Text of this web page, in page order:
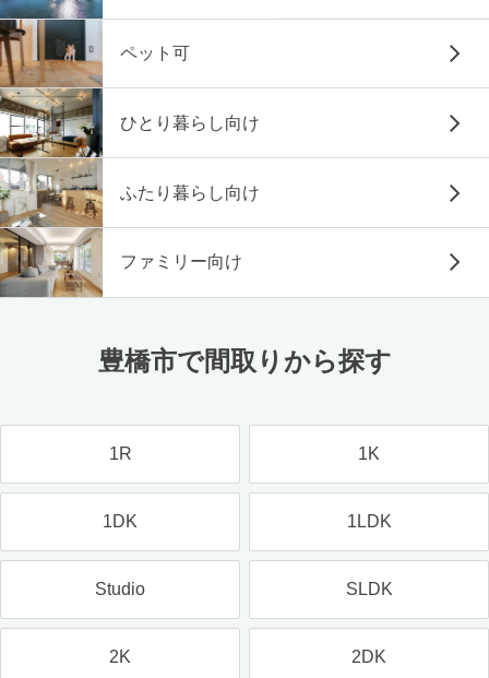
ペット可
ひとり暮らし向け
ふたり暮らし向け
ファミリー向け
豊橋市で間取りから探す
1R 1K
1DK 1LDK
Studio SLDK
2K 2DK